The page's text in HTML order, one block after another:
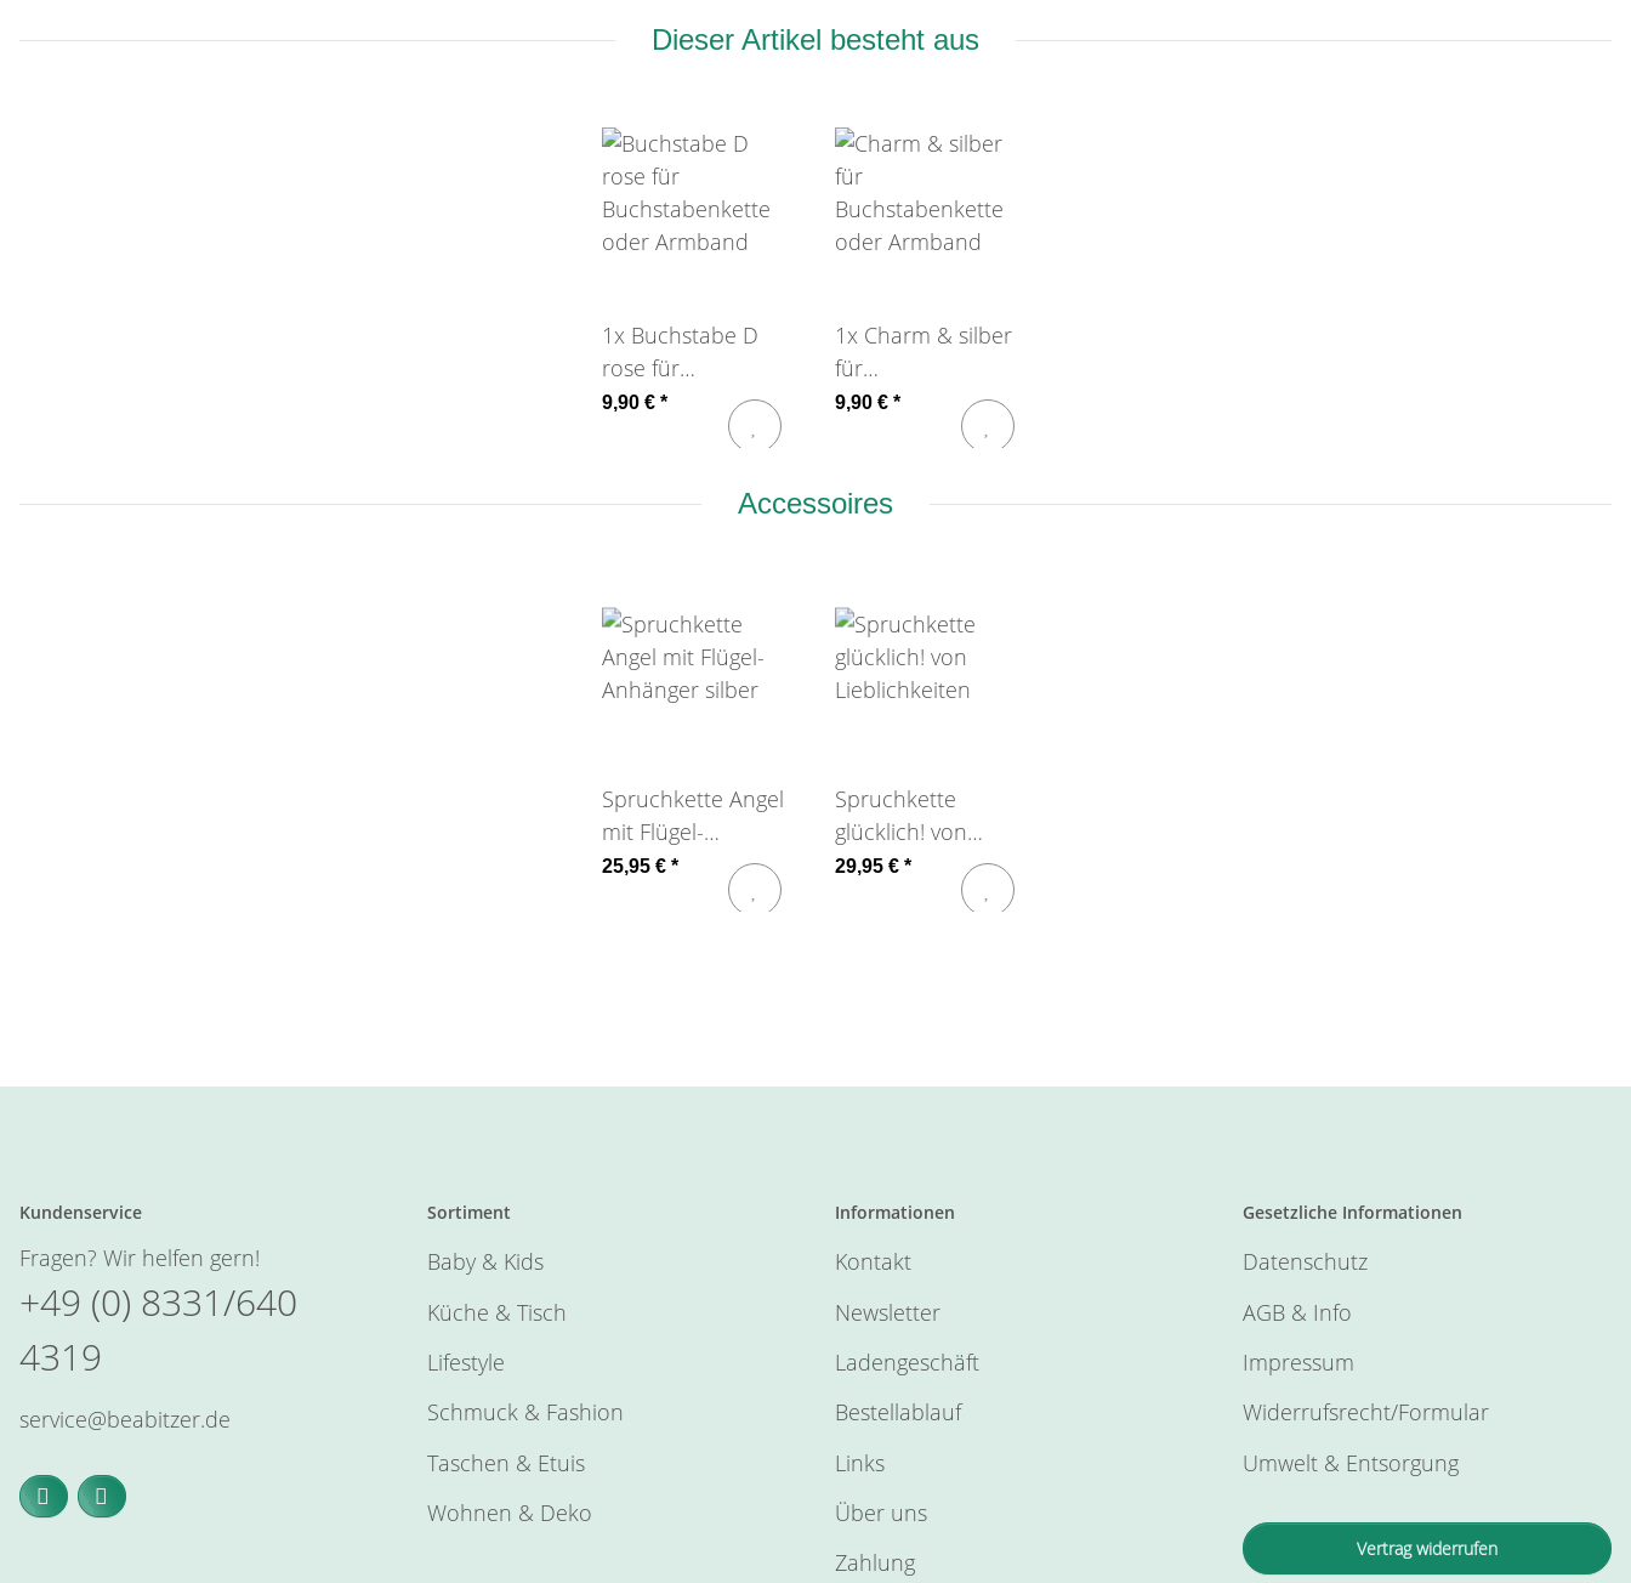
Dieser Artikel besteht aus
1x Buchstabe D
rose für
Buchstabenkette
oder Armband
9,90 € *
1x Charm & silber
für
Buchstabenkette
oder Armband
9,90 € *
Accessoires
Spruchkette Angel
mit Flügel-
Anhänger silber
25,95 € *
Spruchkette
glücklich! von
Lieblichkeiten
29,95 € *
Kundenservice
Fragen? Wir helfen gern!
+49 (0) 8331/640
4319
service@beabitzer.de
Sortiment
Baby & Kids
Küche & Tisch
Lifestyle
Schmuck & Fashion
Taschen & Etuis
Wohnen & Deko
Informationen
Kontakt
Newsletter
Ladengeschäft
Bestellablauf
Links
Über uns
Zahlung
Gesetzliche Informationen
Datenschutz
AGB & Info
Impressum
Widerrufsrecht/Formular
Umwelt & Entsorgung
Vertrag widerrufen